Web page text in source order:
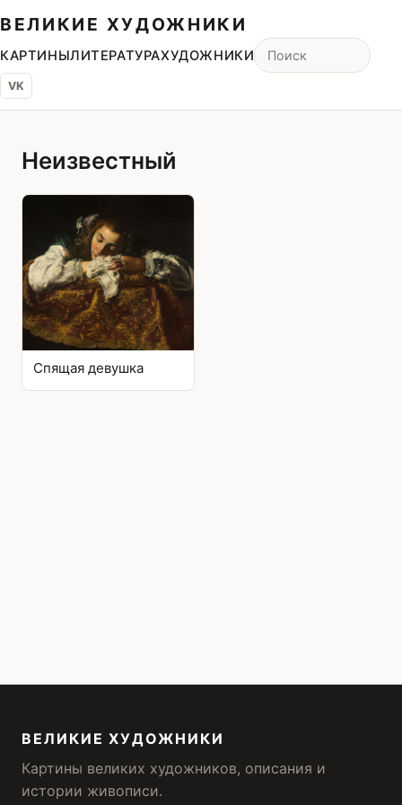
ВЕЛИКИЕ ХУДОЖНИКИ
КАРТИНЫЛИТЕРАТУРАХУДОЖНИКИ
VK
Неизвестный
Спящая девушка
ВЕЛИКИЕ ХУДОЖНИКИ
Картины великих художников, описания и
истории живописи.